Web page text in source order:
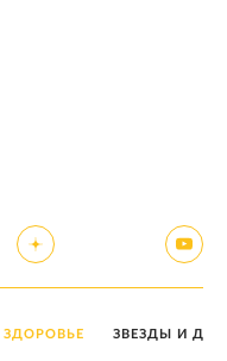
ЗДОРОВЬЕ ЗВЕЗДЫ И